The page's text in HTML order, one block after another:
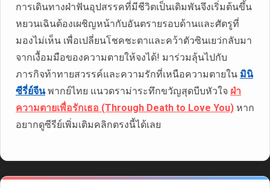
การเดินทางฝ่าฟันอุปสรรคที่มีชีวิตเป็นเดิมพันจึงเริ่มต้นขึ้น
หยวนเฉินต้องเผชิญหน้ากับอันตรายรอบด้านและศัตรูที่
มองไม่เห็น เพื่อเปลี่ยนโชคชะตาและคว้าตัวซินเยว่กลับมา
จากเงื้อมมือของความตายให้จงได้! มาร่วมลุ้นไปกับ
ภารกิจท้าทายสวรรค์และความรักที่เหนือความตายใน มินิ
ซีรี่ย์จีนพากย์ไทย แนวดราม่าระทึกขวัญสุดบีบหัวใจ ฝ่า
ความตายเพื่อรักเธอ (Through Death to Love You) หาก
อยากดูซีรีย์เพิ่มเติมคลิกตรงนี้ได้เลย